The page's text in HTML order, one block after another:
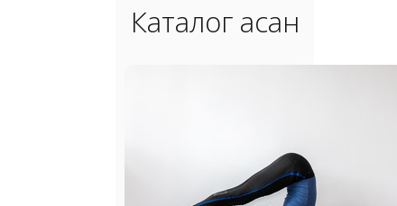
Каталог асан